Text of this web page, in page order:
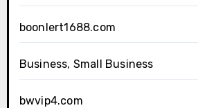
boonlert1688.com
Business, Small Business
bwvip4.com